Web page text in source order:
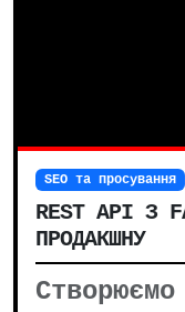
SEO та просування
REST API З
ПРОДАКШНУ